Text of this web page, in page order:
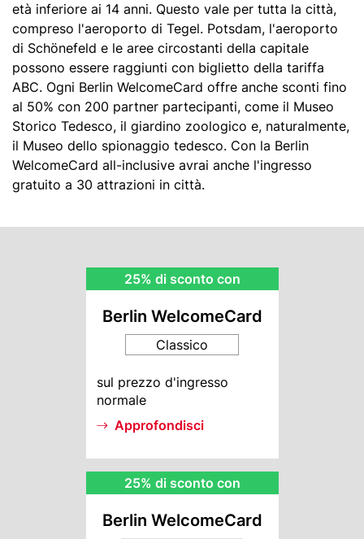
età inferiore ai 14 anni. Questo vale per tutta la città,
compreso l'aeroporto di Tegel. Potsdam, l'aeroporto
di Schönefeld e le aree circostanti della capitale
possono essere raggiunti con biglietto della tariffa
ABC. Ogni Berlin WelcomeCard offre anche sconti fino
al 50% con 200 partner partecipanti, come il Museo
Storico Tedesco, il giardino zoologico e, naturalmente,
il Museo dello spionaggio tedesco. Con la Berlin
WelcomeCard all-inclusive avrai anche l'ingresso
gratuito a 30 attrazioni in città.
BWC
Rebate
25% di sconto con
Berlin WelcomeCard
Classico
BWC
Info
sul prezzo d'ingresso
normale
Approfondisci
Rebate
25% di sconto con
Berlin WelcomeCard